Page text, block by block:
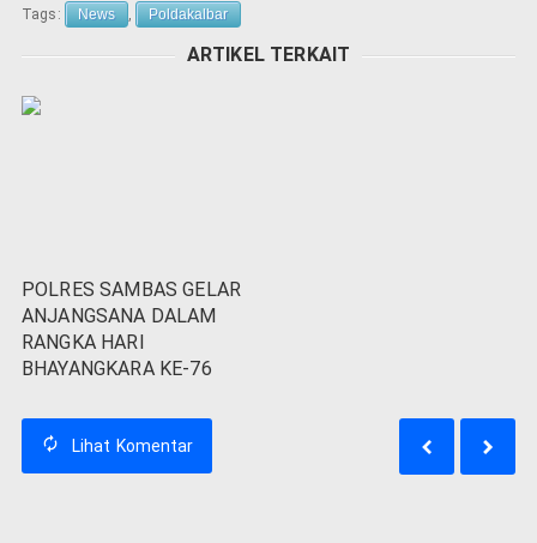
Tags: News , Poldakalbar
ARTIKEL TERKAIT
POLRES SAMBAS GELAR
ANJANGSANA DALAM
RANGKA HARI
BHAYANGKARA KE-76
Lihat Komentar